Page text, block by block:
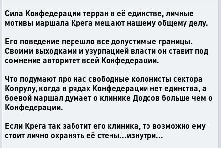
Сила Конфедерации терран в её единстве, личные
мотивы маршала Крега мешают нашему общему делу.
Его поведение перешло все допустимые границы.
Своими выходками и узурпацией власти он ставит под
сомнение авторитет всей Конфедерации.
Что подумают про нас свободные колонисты сектора
Копрулу, когда в рядах Конфедерации нет единства, а
боевой маршал думает о клинике Додсов больше чем о
Конфедерации.
Если Крега так заботит его клиника, то возможно ему
стоит лично охранять её стены...изнутри...